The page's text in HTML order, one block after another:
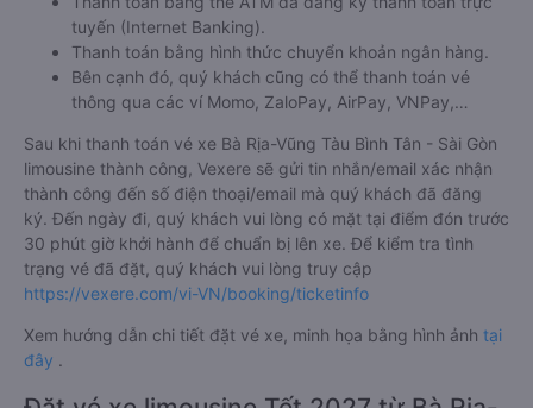
tuyến (Internet Banking).
Thanh toán bằng hình thức chuyển khoản ngân hàng.
Bên cạnh đó, quý khách cũng có thể thanh toán vé
thông qua các ví Momo, ZaloPay, AirPay, VNPay,…
Sau khi thanh toán vé xe Bà Rịa-Vũng Tàu Bình Tân - Sài Gòn
limousine thành công, Vexere sẽ gửi tin nhắn/email xác nhận
thành công đến số điện thoại/email mà quý khách đã đăng
ký. Đến ngày đi, quý khách vui lòng có mặt tại điểm đón trước
30 phút giờ khởi hành để chuẩn bị lên xe. Để kiểm tra tình
trạng vé đã đặt, quý khách vui lòng truy cập
https://vexere.com/vi-VN/booking/ticketinfo
Xem hướng dẫn chi tiết đặt vé xe, minh họa bằng hình ảnh tại
đây .